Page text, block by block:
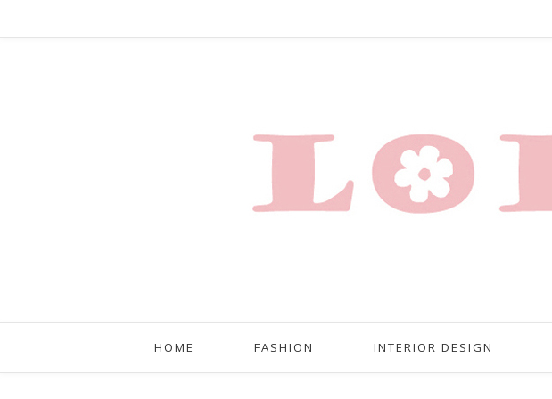
HOME FASHION INTERIOR DESIGN